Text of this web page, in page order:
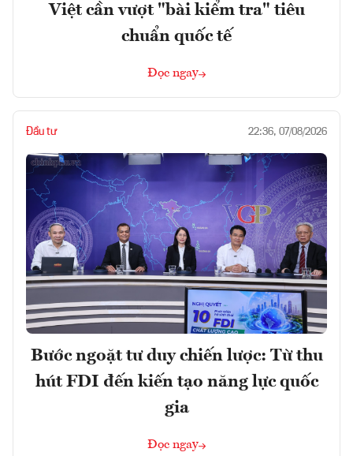
Việt cần vượt "bài kiểm tra" tiêu
chuẩn quốc tế
Đọc ngay
Đầu tư 22:36, 07/08/2026
Bước ngoặt tư duy chiến lược: Từ thu
hút FDI đến kiến tạo năng lực quốc
gia
Đọc ngay